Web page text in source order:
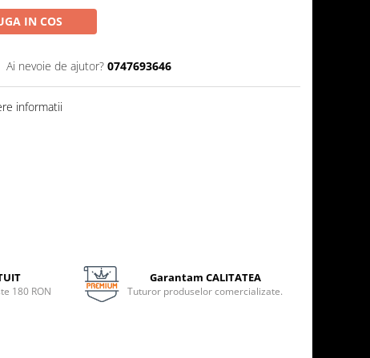
IN COS
Ai nevoie de ajutor? 0747693646
informatii
180 RON
Garantam CALITATEA
Tuturor produselor comercializate.